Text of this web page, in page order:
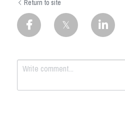
Return to site